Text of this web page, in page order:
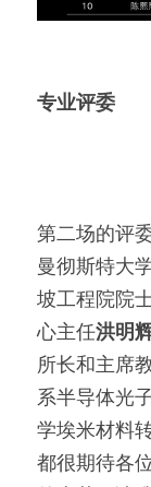
专业评委
第二场的评
曼彻斯特大
坡工程院院
心主任洪明
所长和主席
系半导体光
学埃米材料
都很期待各